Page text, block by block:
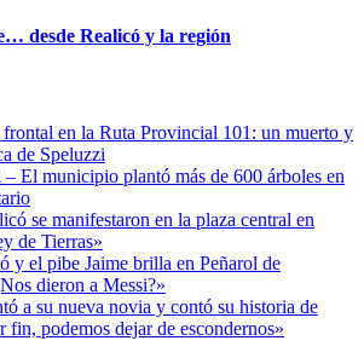
en la Ruta Provincial 101: un muerto y
de Speluzzi
El municipio plantó más de 600 árboles en
se manifestaron en la plaza central en
de Tierras»
y el pibe Jaime brilla en Peñarol de
dieron a Messi?»
a su nueva novia y contó su historia de
fin, podemos dejar de escondernos»